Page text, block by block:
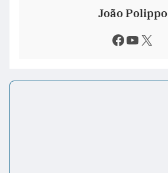
João Polippo
Facebook Youtube X